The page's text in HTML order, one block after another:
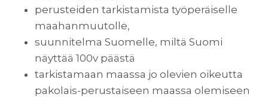
perusteiden tarkistamista työperäiselle
maahanmuutolle,
suunnitelma Suomelle, miltä Suomi
näyttää 100v päästä
tarkistamaan maassa jo olevien oikeutta
pakolais-perustaiseen maassa olemiseen